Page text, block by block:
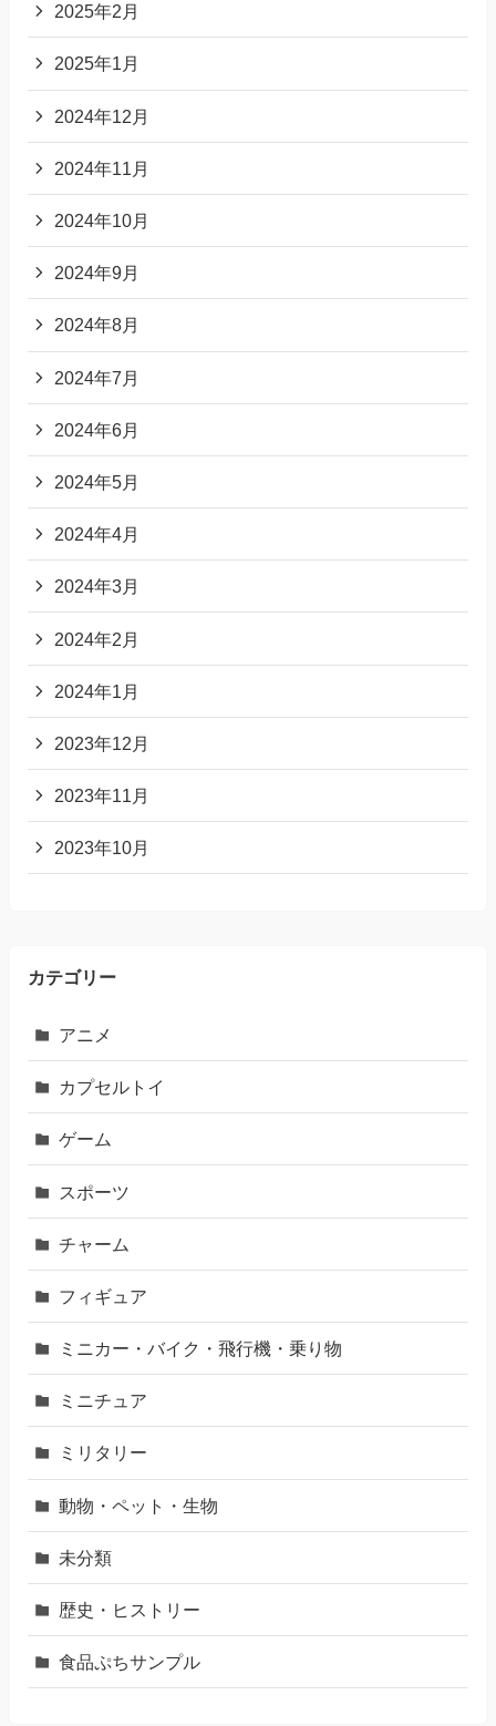
2025年2月
2025年1月
2024年12月
2024年11月
2024年10月
2024年9月
2024年8月
2024年7月
2024年6月
2024年5月
2024年4月
2024年3月
2024年2月
2024年1月
2023年12月
2023年11月
2023年10月
カテゴリー
アニメ
カプセルトイ
ゲーム
スポーツ
チャーム
フィギュア
ミニカー・バイク・飛行機・乗り物
ミニチュア
ミリタリー
動物・ペット・生物
未分類
歴史・ヒストリー
食品ぷちサンプル